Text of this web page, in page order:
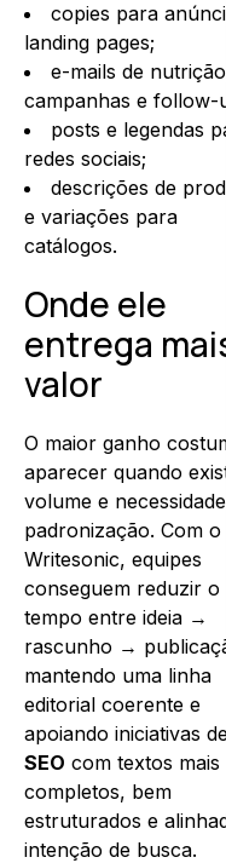
copies para
landing pages;
e-mails de
campanhas e follow-
posts e legendas
redes sociais;
descrições de
e variações para
catálogos.
Onde ele
entrega
valor
O maior ganho
aparecer quando
volume e
padronização. Com o
Writesonic, equipes
conseguem reduzir o
tempo entre ideia →
rascunho →
mantendo uma linha
editorial coerente e
apoiando iniciativas
SEO com textos mais
completos, bem
estruturados e
intenção de busca.